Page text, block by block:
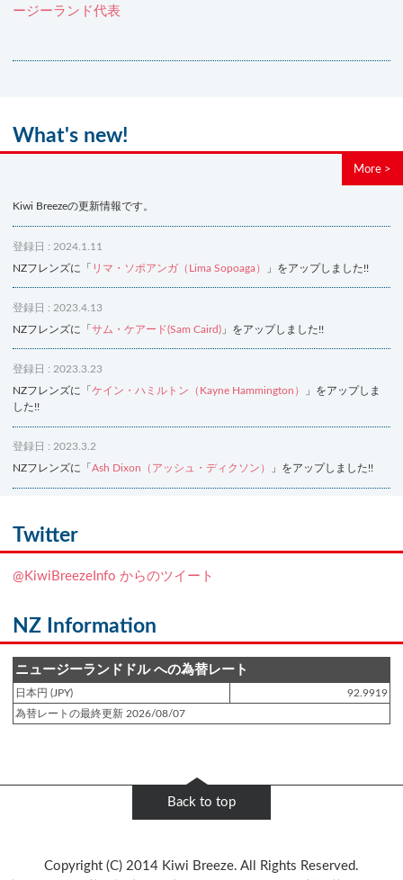
ージーランド代表
What's new!
More >
Kiwi Breezeの更新情報です。
登録日 : 2024.1.11
NZフレンズに「 リマ・ソポアンガ（Lima Sopoaga） 」をアップしました!!
登録日 : 2023.4.13
NZフレンズに「 サム・ケアード(Sam Caird) 」をアップしました!!
登録日 : 2023.3.23
NZフレンズに「 ケイン・ハミルトン（Kayne Hammington）
」をアップしま
した!!
登録日 : 2023.3.2
NZフレンズに「 Ash Dixon（アッシュ・ディクソン） 」をアップしました!!
NZフレンズに「
登録日 : 2019.4.10
登録日 : 2019.2.28
NZクッキングに「ニュージーランド産キウイの酢の物
登録日 : 2019.2.4
NZフレンズに「Jane Forrest-Waghorn」をアップしました!!
Twitter
@KiwiBreezeInfo からのツイート
NZ Information
ニュージーランドドル への為替レート
日本円 (JPY)
92.9919
為替レートの最終更新 2026/08/07
Back to top
Copyright (C) 2014 Kiwi Breeze. All Rights Reserved.